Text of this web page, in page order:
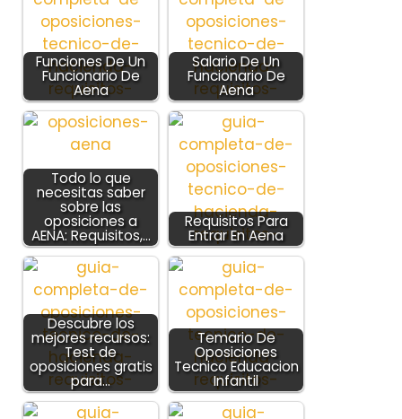
Funciones De Un
Funcionario De
Aena
Salario De Un
Funcionario De
Aena
Todo lo que
necesitas saber
sobre las
oposiciones a
AENA: Requisitos,…
Requisitos Para
Entrar En Aena
Descubre los
mejores recursos:
Test de
oposiciones gratis
para…
Temario De
Oposiciones
Tecnico Educacion
Infantil